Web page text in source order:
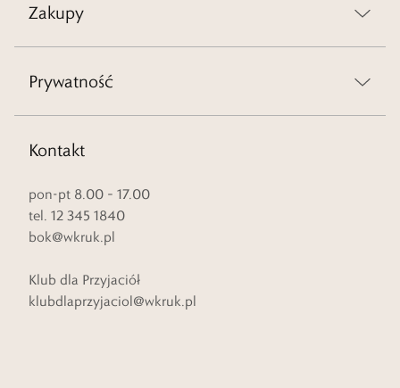
Zakupy
Prywatność
Kontakt
pon-pt 8.00 – 17.00
tel. 12 345 1840
bok@wkruk.pl
Klub dla Przyjaciół
klubdlaprzyjaciol@wkruk.pl